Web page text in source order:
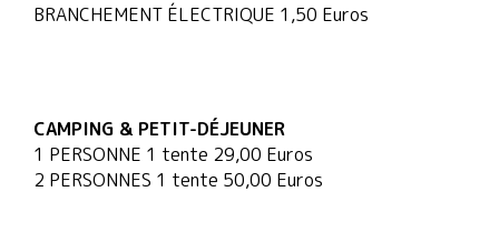
BRANCHEMENT ÉLECTRIQUE 1,50 Euros
CAMPING & PETIT-DÉJEUNER
1 PERSONNE 1 tente 29,00 Euros
2 PERSONNES 1 tente 50,00 Euros